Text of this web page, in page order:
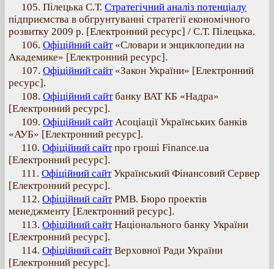
105. Пілецька С.Т. Стратегічний аналіз потенціалу
підприємства в обгрунтуванні стратегії економічного
розвитку 2009 р. [Електронний ресурс] / С.Т. Пілецька.
106. Офіційний сайт«Словари и энциклопедии на
Академике» [Електронний ресурс].
107. Офіційний сайт«Закон України» [Електронний
ресурс].
108. Офіційний сайтбанку ВАТ КБ «Надра»
[Електронний ресурс].
109. Офіційний сайтАсоціації Українських банків
«АУБ» [Електронний ресурс].
110. Офіційний сайтпро гроші Finance.ua
[Електронний ресурс].
111. Офіційний сайтУкраїнський Фінансовий Сервер
[Електронний ресурс].
112. Офіційний сайтРМВ. Бюро проектів
менеджменту [Електронний ресурс].
113. Офіційний сайтНаціонального банку України
[Електронний ресурс].
114. Офіційний сайтВерховної Ради України
[Електронний ресурс].